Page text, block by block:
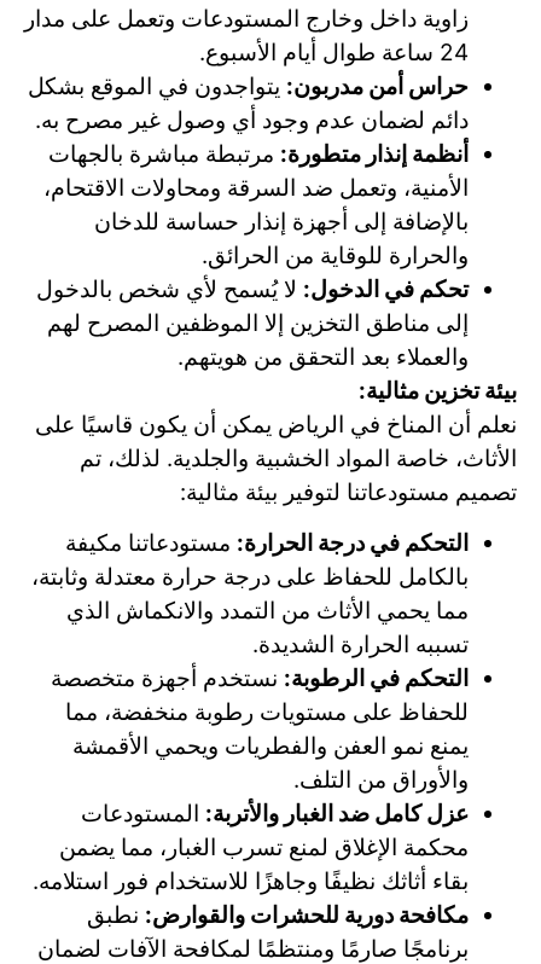
زاوية داخل وخارج المستودعات وتعمل على مدار
24 ساعة طوال أيام الأسبوع.
حراس أمن مدربون: يتواجدون في الموقع بشكل
دائم لضمان عدم وجود أي وصول غير مصرح به.
أنظمة إنذار متطورة: مرتبطة مباشرة بالجهات
الأمنية، وتعمل ضد السرقة ومحاولات الاقتحام،
بالإضافة إلى أجهزة إنذار حساسة للدخان
والحرارة للوقاية من الحرائق.
تحكم في الدخول: لا يُسمح لأي شخص بالدخول
إلى مناطق التخزين إلا الموظفين المصرح لهم
والعملاء بعد التحقق من هويتهم.
بيئة تخزين مثالية:
نعلم أن المناخ في الرياض يمكن أن يكون قاسيًا على
الأثاث، خاصة المواد الخشبية والجلدية. لذلك، تم
تصميم مستودعاتنا لتوفير بيئة مثالية:
التحكم في درجة الحرارة: مستودعاتنا مكيفة
بالكامل للحفاظ على درجة حرارة معتدلة وثابتة،
مما يحمي الأثاث من التمدد والانكماش الذي
تسببه الحرارة الشديدة.
التحكم في الرطوبة: نستخدم أجهزة متخصصة
للحفاظ على مستويات رطوبة منخفضة، مما
يمنع نمو العفن والفطريات ويحمي الأقمشة
والأوراق من التلف.
عزل كامل ضد الغبار والأتربة: المستودعات
محكمة الإغلاق لمنع تسرب الغبار، مما يضمن
بقاء أثاثك نظيفًا وجاهزًا للاستخدام فور استلامه.
مكافحة دورية للحشرات والقوارض: نطبق
برنامجًا صارمًا ومنتظمًا لمكافحة الآفات لضمان